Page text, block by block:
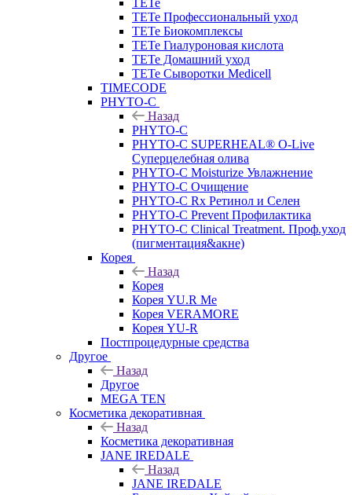
TETe
TETe Профессиональный уход
TETe Биокомплексы
TETe Гиалуроновая кислота
TETe Домашний уход
TETe Сыворотки Medicell
TIMECODE
PHYTO-C
Назад
PHYTO-C
PHYTO-C SUPERHEAL® O-Live
Суперцелебная олива
PHYTO-C Moisturize Увлажнение
PHYTO-C Очищение
PHYTO-C Rx Ретинол и Селен
PHYTO-C Prevent Профилактика
PHYTO-C Clinical Treatment. Проф.уход
(пигментация&акне)
Корея
Назад
Корея
Корея YU.R Me
Корея VERAMORE
Корея YU-R
Постпроцедурные средства
Другое
Назад
Другое
MEGA TEN
Косметика декоративная
Назад
Косметика декоративная
JANE IREDALE
Назад
JANE IREDALE